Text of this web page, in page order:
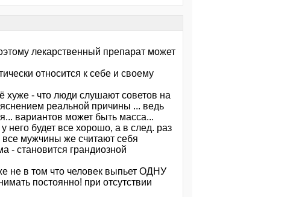
лекарственный препарат может
относится к себе и своему
хуже - что люди слушают советов на
реальной причины ... ведь
вариантов может быть масса...
него будет все хорошо, а в след. раз
все мужчины же считают себя
- становится грандиозной
не в том что человек выпьет ОДНУ
постоянно! при отсутствии